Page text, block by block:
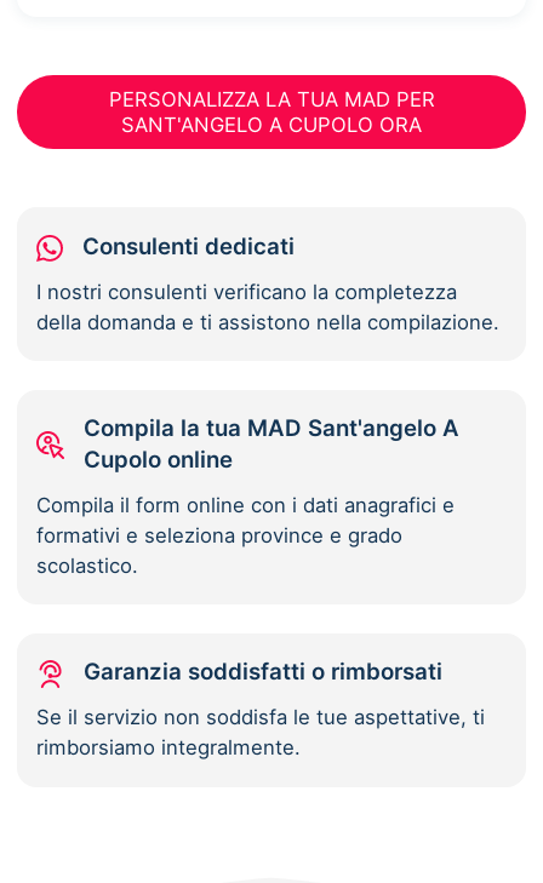
PERSONALIZZA LA TUA MAD PER
SANT'ANGELO A CUPOLO ORA
Consulenti dedicati
I nostri consulenti verificano la completezza
della domanda e ti assistono nella compilazione.
Compila la tua MAD Sant'angelo A
Cupolo online
Compila il form online con i dati anagrafici e
formativi e seleziona province e grado
scolastico.
Garanzia soddisfatti o rimborsati
Se il servizio non soddisfa le tue aspettative, ti
rimborsiamo integralmente.